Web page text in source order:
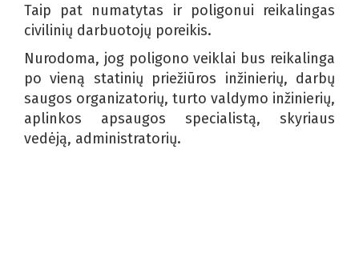
Taip pat numatytas ir poligonui reikalingas
civilinių darbuotojų poreikis.
Nurodoma, jog poligono veiklai bus reikalinga
po vieną statinių priežiūros inžinierių, darbų
saugos organizatorių, turto valdymo inžinierių,
aplinkos apsaugos specialistą, skyriaus
vedėją, administratorių.